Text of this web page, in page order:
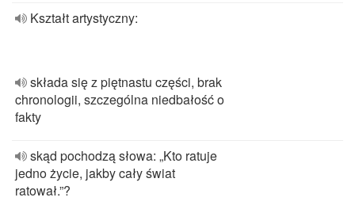
Kształt artystyczny:
składa się z piętnastu części, brak
chronologii, szczególna niedbałość o
fakty
skąd pochodzą słowa: „Kto ratuje
jedno życie, jakby cały świat
ratował.”?